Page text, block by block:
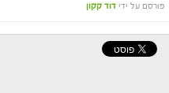
פורסם על ידי דוד קקון